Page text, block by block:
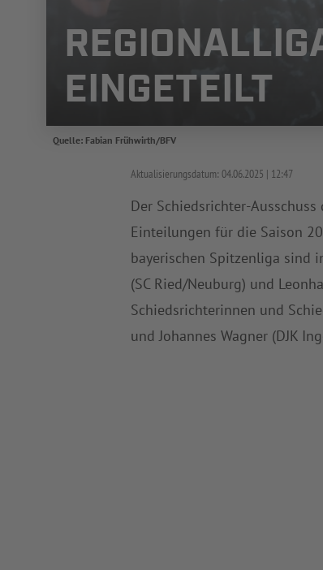
Quelle: Fabian Frühwirth/BFV
EINGETEILT
Aktualisierungsdatum: 04.06.2025 12:47
Der Schiedsrichter-
Einteilungen für die Saison
bayerischen Spitzenliga sind
(SC Ried/Neuburg) und
Schiedsrichterinnen und
und Johannes Wagner (DJK